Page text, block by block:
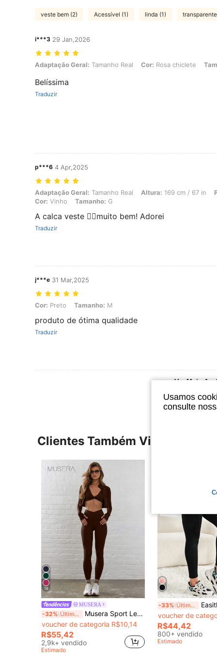
veste bem (2) Acessível (1) linda (1)
i***3 29 Jan,2026
Adaptação Geral: Tamanho Real, Cor: Rosa chiclete, Tamanho: M
Adaptação Geral: Tamanho Real Cor: Rosa chiclete
Belíssima
Traduzir
p***6 4 Apr,2025
Adaptação Geral: Tamanho Real, Altura: 169 cm / 67 in, Peso: 63
Adaptação Geral: Tamanho Real Altura: 169 cm / 67 in
Cor: Vinho Tamanho: G
A calca veste 👍🏻muito bem! Adorei
Traduzir
j***e 31 Mar,2025
Cor: Preto, Tamanho: M
Cor: Preto Tamanho: M
produto de ótima qualidade
Traduzir
Ver Mais
Clientes Também Visitaram
16
MUSERA
-32% Últimos 3 dias
Musera Sport Legging Ajustada de Cintura Contornada e Mergulhada, Adequada para Padel, Tênis, Pickleball, Academia, Fitness, Yoga, Pilates e Uso Casual Diário
voucher de categoria R$10,14
R$55,42
2,9k+ vendido
Estimado
-33% Últimos 3 dias
Easithlete Easithlete Legging de Ioga
voucher de
R$44,42
800+ vendido
Estimado
Usamos
consulte